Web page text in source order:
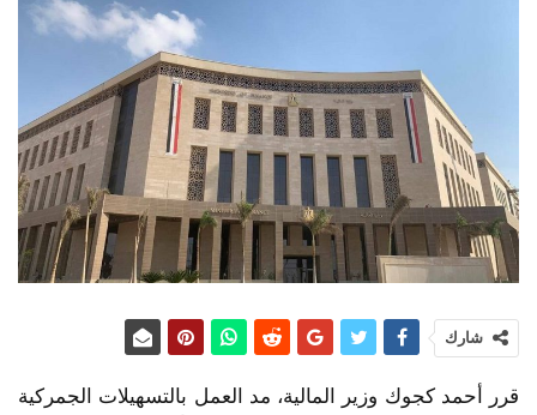
شارك
قرر أحمد كجوك وزير المالية، مد العمل بالتسهيلات الجمركية